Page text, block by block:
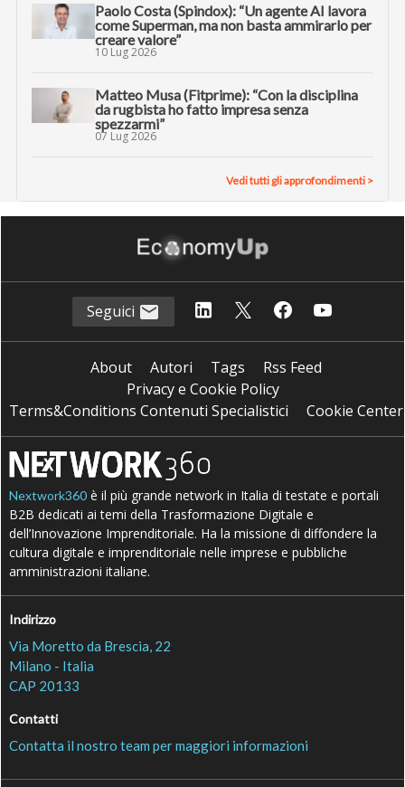
Paolo Costa (Spindox): “Un agente AI lavora
come Superman, ma non basta ammirarlo per
creare valore”
10 Lug 2026
Matteo Musa (Fitprime): “Con la disciplina
da rugbista ho fatto impresa senza
spezzarmi”
07 Lug 2026
Vedi tutti gli approfondimenti >
Seguici
About Autori Tags
Rss Feed
Privacy e Cookie Policy
Terms&Conditions Contenuti Specialistici
Cookie Center
Nextwork360 è il più grande network in Italia di testate e portali
B2B dedicati ai temi della Trasformazione Digitale e
dell’Innovazione Imprenditoriale. Ha la missione di diffondere la
cultura digitale e imprenditoriale nelle imprese e pubbliche
amministrazioni italiane.
Indirizzo
Via Moretto da Brescia, 22
Milano - Italia
CAP 20133
Contatti
Contatta il nostro team per maggiori informazioni